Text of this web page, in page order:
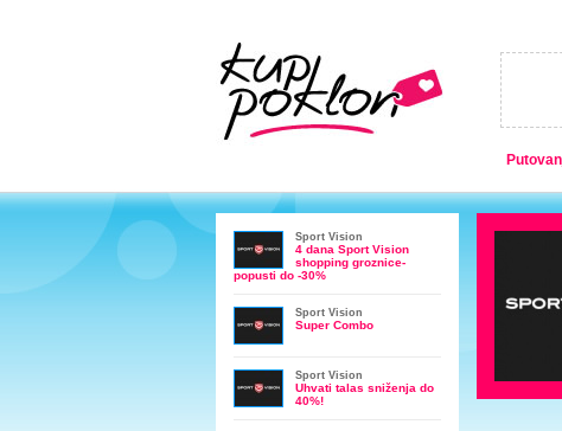
Sport Vision
4 dana Sport Vision
shopping groznice-
popusti do -30%
Sport Vision
Super Combo
Sport Vision
Uhvati talas sniženja do
40%!